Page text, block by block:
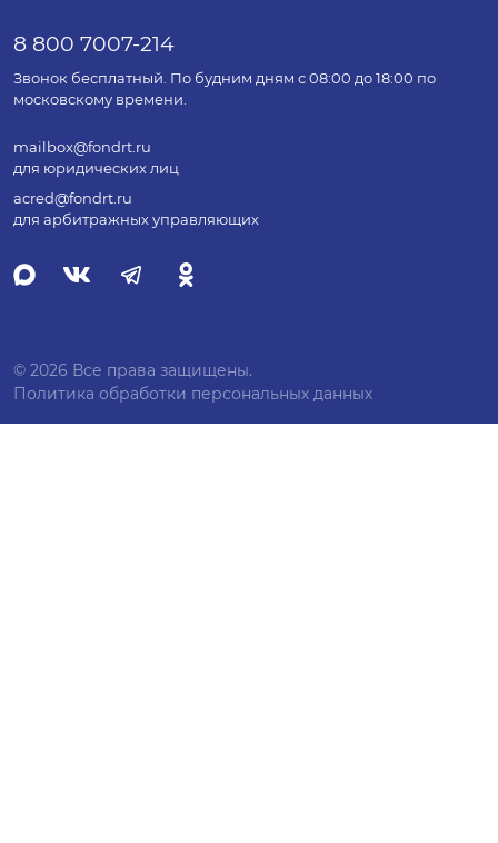
8 800 7007-214
Звонок бесплатный. По будним дням с 08:00 до 18:00 по
московскому времени.
mailbox@fondrt.ru
для юридических лиц
acred@fondrt.ru
для арбитражных управляющих
© 2026 Все права защищены.
Политика обработки персональных данных